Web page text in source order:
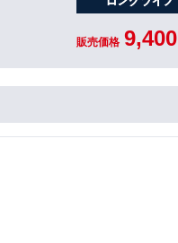
販売価格 9,400